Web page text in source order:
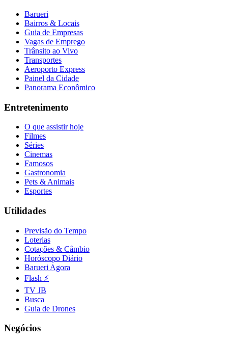
Barueri
Bairros & Locais
Guia de Empresas
Vagas de Emprego
Trânsito ao Vivo
Transportes
Aeroporto Express
Painel da Cidade
Panorama Econômico
Entretenimento
O que assistir hoje
Filmes
Séries
Cinemas
Famosos
Gastronomia
Pets & Animais
Esportes
Utilidades
Previsão do Tempo
Loterias
Cotações & Câmbio
Horóscopo Diário
Barueri Agora
Flash ⚡
TV JB
Busca
Guia de Drones
Negócios